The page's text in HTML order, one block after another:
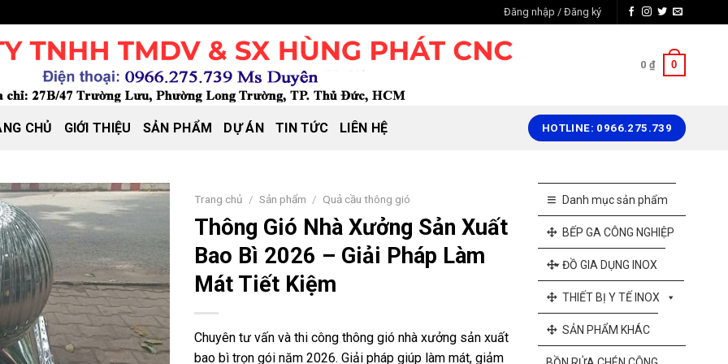
Đăng nhập / Đăng ký
0 ₫ 0
CHỦ GIỚI THIỆU SẢN PHẨM DỰ ÁN TIN TỨC LIÊN HỆ HOTLINE: 0966.275.739
Trang chủ / Sản phẩm / Quả cầu thông gió
Thông Gió Nhà Xưởng Sản Xuất
Bao Bì 2026 – Giải Pháp Làm
Mát Tiết Kiệm
Chuyên tư vấn và thi công thông gió nhà xưởng sản xuất
bao bì trọn gói năm 2026. Giải pháp giúp làm mát, giảm
Danh mục sản phẩm
BẾP GA CÔNG NGHIỆP
ĐỒ GIA DỤNG INOX
THIẾT BỊ Y TẾ INOX
SẢN PHẨM KHÁC